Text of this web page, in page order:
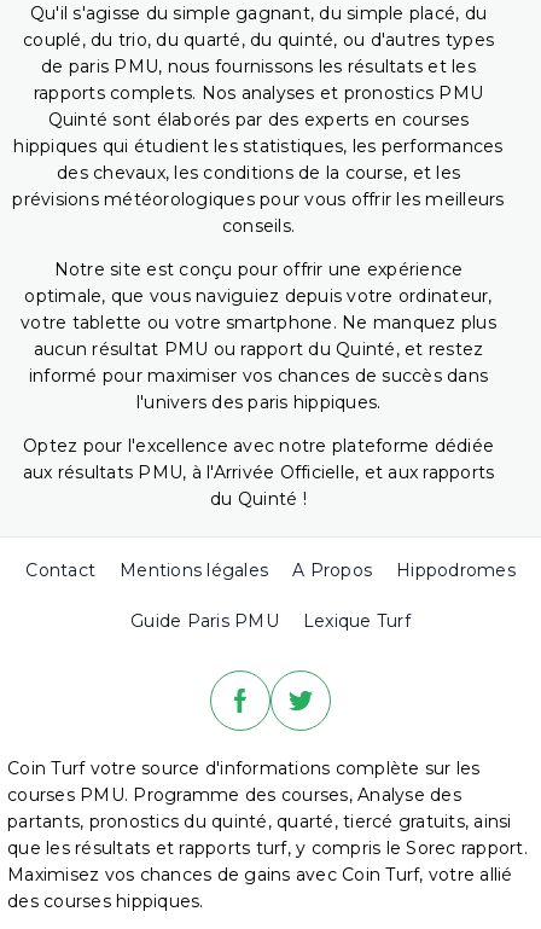
Qu'il s'agisse du simple gagnant, du simple placé, du
couplé, du trio, du quarté, du quinté, ou d'autres types
de paris PMU, nous fournissons les résultats et les
rapports complets. Nos analyses et pronostics PMU
Quinté sont élaborés par des experts en courses
hippiques qui étudient les statistiques, les performances
des chevaux, les conditions de la course, et les
prévisions météorologiques pour vous offrir les meilleurs
conseils.
Notre site est conçu pour offrir une expérience
optimale, que vous naviguiez depuis votre ordinateur,
votre tablette ou votre smartphone. Ne manquez plus
aucun résultat PMU ou rapport du Quinté, et restez
informé pour maximiser vos chances de succès dans
l'univers des paris hippiques.
Optez pour l'excellence avec notre plateforme dédiée
aux résultats PMU, à l'Arrivée Officielle, et aux rapports
du Quinté !
Contact Mentions légales A Propos Hippodromes
Guide Paris PMU Lexique Turf
Coin Turf votre source d'informations complète sur les
courses PMU. Programme des courses, Analyse des
partants, pronostics du quinté, quarté, tiercé gratuits, ainsi
que les résultats et rapports turf, y compris le Sorec rapport.
Maximisez vos chances de gains avec Coin Turf, votre allié
des courses hippiques.